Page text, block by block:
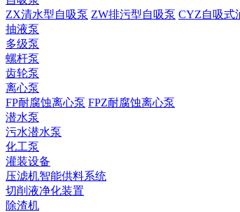
ZX清水型自吸泵 ZW排污型自吸泵 CYZ自吸式
抽液泵
多级泵
螺杆泵
齿轮泵
离心泵
FP耐腐蚀离心泵 FPZ耐腐蚀离心泵
潜水泵
污水潜水泵
化工泵
灌装设备
压滤机智能供料系统
切削液净化装置
除渣机